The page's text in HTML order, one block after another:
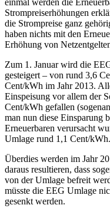
Strompreiserhöhungen
die Strompreise ganz
haben nichts mit den
Erhöhung von
Zum 1. Januar wird die
gesteigert – von rund 3,6
Cent/kWh im Jahr 2013.
Einspeisung vor allem der
Cent/kWh gefallen
man nun diese Einsparung
Erneuerbaren verursacht
Umlage rund 1,1 Cent/kWh.
Überdies werden im Jahr
daraus resultieren, dass
von der Umlage befreit
müsste die EEG Umlage
gesenkt werden.